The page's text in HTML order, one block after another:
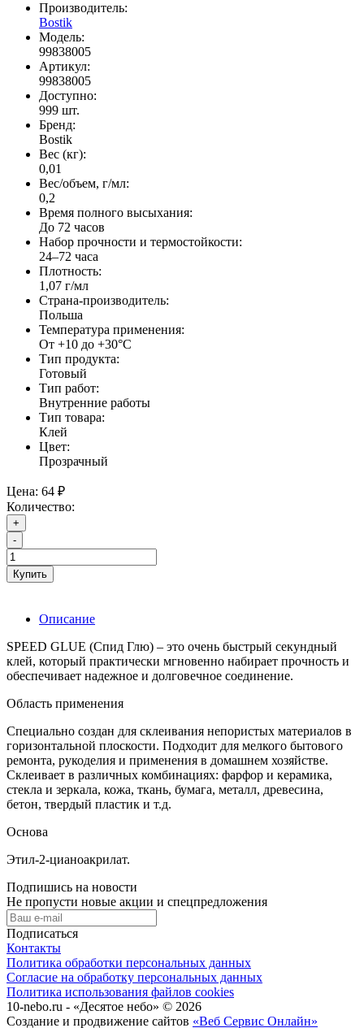
Производитель:
Bostik
Модель:
99838005
Артикул:
99838005
Доступно:
999 шт.
Бренд:
Bostik
Вес (кг):
0,01
Вес/объем, г/мл:
0,2
Время полного высыхания:
До 72 часов
Набор прочности и термостойкости:
24–72 часа
Плотность:
1,07 г/мл
Страна-производитель:
Польша
Температура применения:
От +10 до +30°С
Тип продукта:
Готовый
Тип работ:
Внутренние работы
Тип товара:
Клей
Цвет:
Прозрачный
Цена: 64 ₽
Количество:
+
-
Купить
Описание
SPEED GLUE (Спид Глю) – это очень быстрый секундный
клей, который практически мгновенно набирает прочность и
обеспечивает надежное и долговечное соединение.
Область применения
Специально создан для склеивания непориcтых материалов в
горизонтальной плоскости. Подходит для мелкого бытового
ремонта, рукоделия и применения в домашнем хозяйстве.
Склеивает в различных комбинациях: фарфор и керамика,
стекла и зеркала, кожа, ткань, бумага, металл, древесина,
бетон, твердый пластик и т.д.
Основа
Этил-2-цианоакрилат.
Подпишись на новости
Не пропусти новые акции и спецпредложения
Подписаться
Контакты
Политика обработки персональных данных
Согласие на обработку персональных данных
Политика использования файлов cookies
10-nebo.ru - «Десятое небо» © 2026
Создание и продвижение сайтов «Веб Сервис Онлайн»